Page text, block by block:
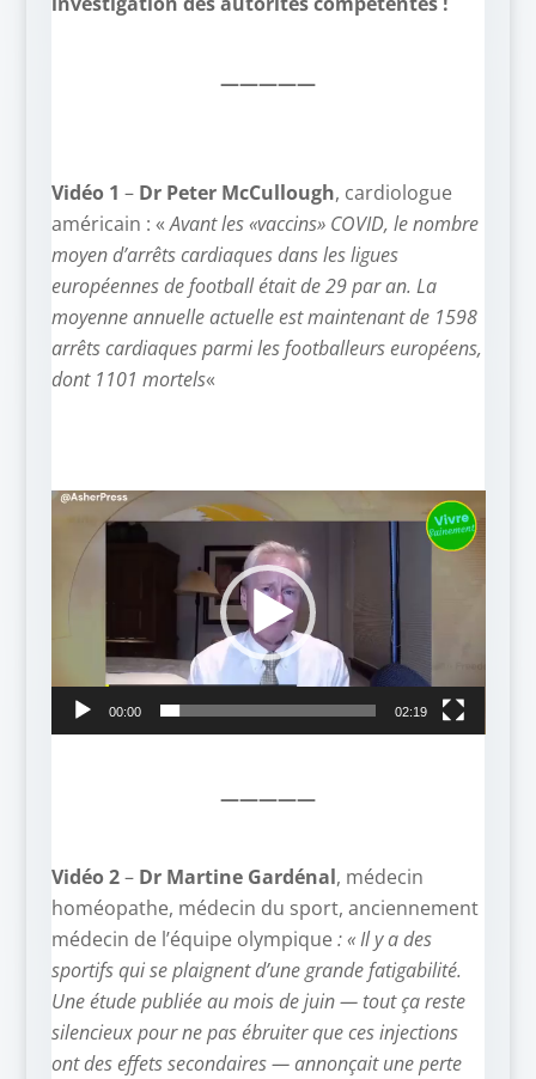
—————
Vidéo 1 – Dr Peter McCullough, cardiologue
américain : «Avant les «vaccins» COVID, le nombre
moyen d’arrêts cardiaques dans les ligues
européennes de football était de 29 par an. La
moyenne annuelle actuelle est maintenant de 1598
arrêts cardiaques parmi les footballeurs européens,
dont 1101 mortels«
Lecteur
vidéo
00:00 02:19
—————
Vidéo 2– Dr Martine Gardénal, médecin
homéopathe, médecin du sport, anciennement
médecin de l’équipe olympique: « Il y a des
sportifs qui se plaignent d’une grande fatigabilité.
Une étude publiée au mois de juin — tout ça reste
silencieux pour ne pas ébruiter que ces injections
ont des effets secondaires — annonçait une perte